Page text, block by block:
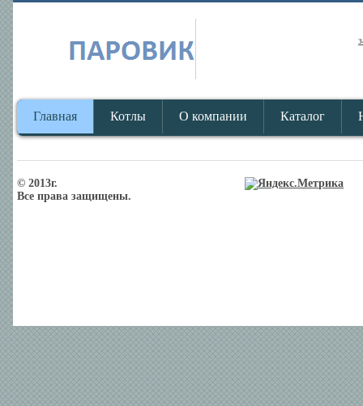
Главная Котлы О компании Каталог
© 2013г.
Все права защищены.